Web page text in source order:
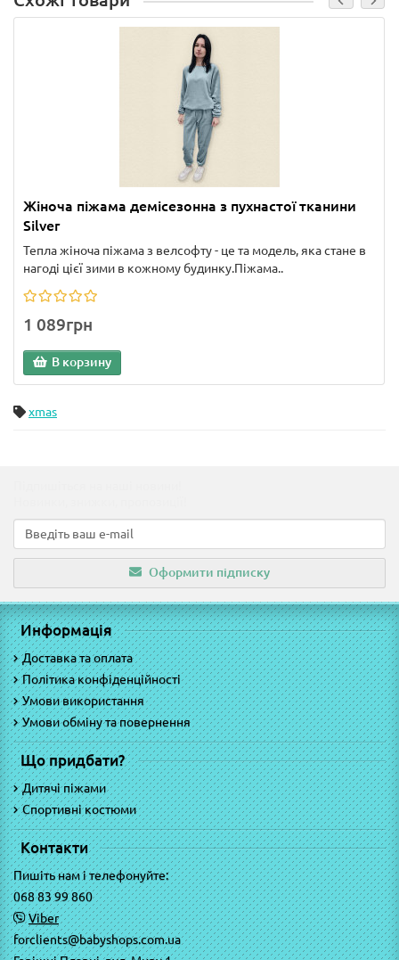
Жіноча піжама демісезонна з пухнастої тканини
Silver
Тепла жіноча піжама з велсофту - це та модель, яка стане в
нагоді цієї зими в кожному будинку.Піжама..
1 089грн
В корзину
xmas
Оформити підписку
Информація
Доставка та оплата
Політика конфіденційності
Умови використання
Умови обміну та повернення
Що придбати?
Дитячі піжами
Спортивні костюми
Контакти
Пишіть нам і телефонуйте:
068 83 99 860
Viber
forclients@babyshops.com.ua